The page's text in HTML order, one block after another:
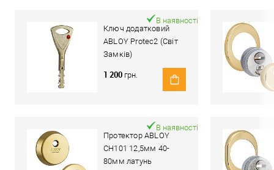
Ключ додатковий
ABLOY Protec2 (Світ
Замків)
В наявності
1 200 грн.
Протектор ABLOY
CH101 12,5мм 40-
80мм латунь
В наявності